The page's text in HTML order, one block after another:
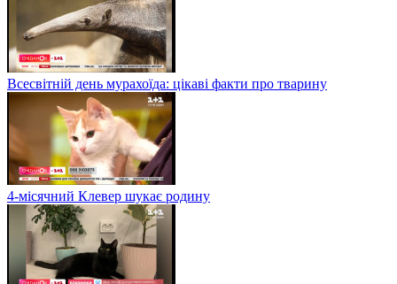
Всесвітній день мурахоїда: цікаві факти про тварину
4-місячний Клевер шукає родину